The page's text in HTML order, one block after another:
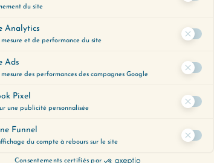
pour vous aider à
mieux à vos préoccupations
ci-dessous :